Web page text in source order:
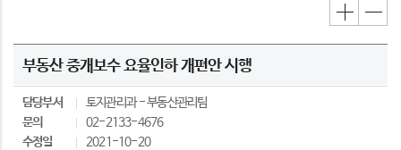
부동산 중개보수 요율인하 개편안 시행
담당부서 토지관리과
부동산관리팀
문의
02-2133-4676
수정일
2021-10-20